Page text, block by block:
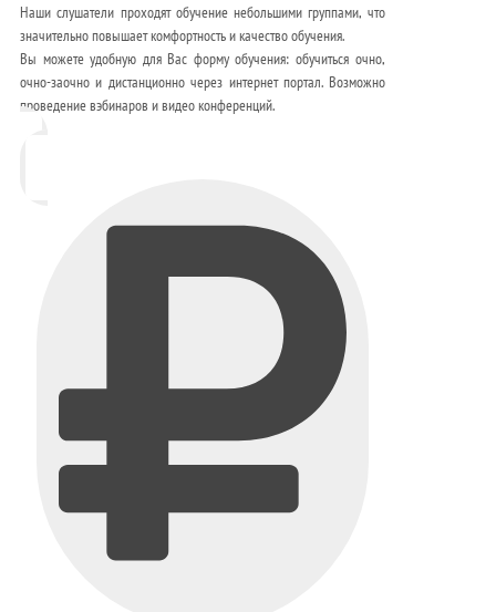
Наши слушатели проходят обучение небольшими группами, что
значительно повышает комфортность и качество обучения.
Вы можете удобную для Вас форму обучения: обучиться очно,
очно-заочно и дистанционно через интернет портал. Возможно
проведение вэбинаров и видео конференций.